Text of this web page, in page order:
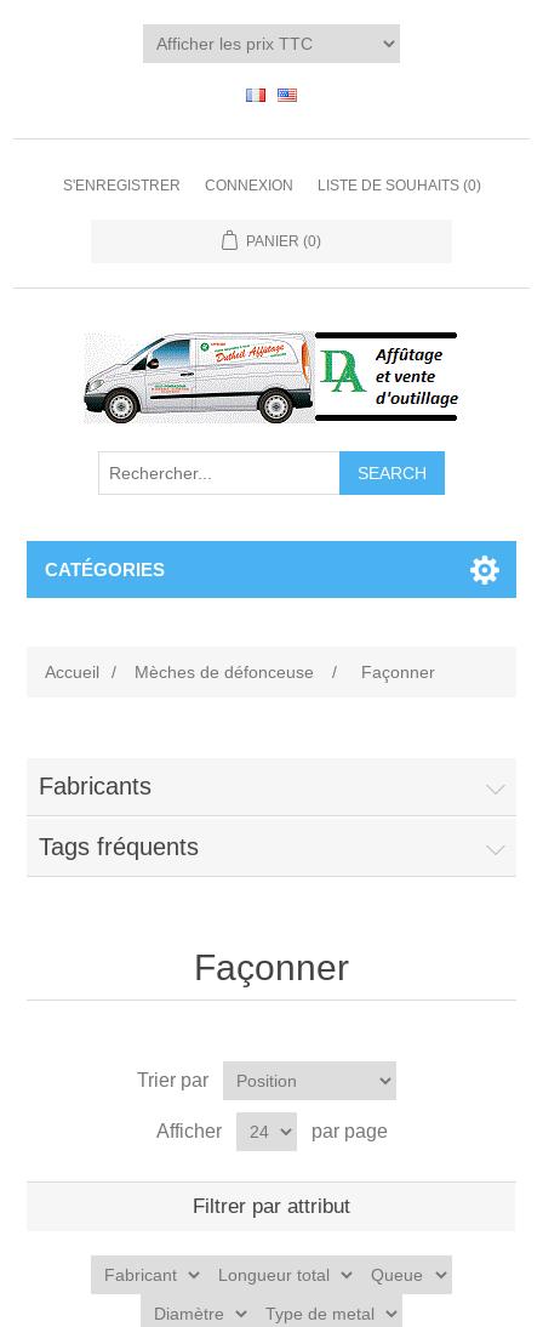
S'ENREGISTRER CONNEXION LISTE DE SOUHAITS (0)
PANIER (0)
CATÉGORIES
Accueil / Mèches de défonceuse / Façonner
Fabricants
Tags fréquents
Façonner
Trier par
Afficher par page
Filtrer par attribut